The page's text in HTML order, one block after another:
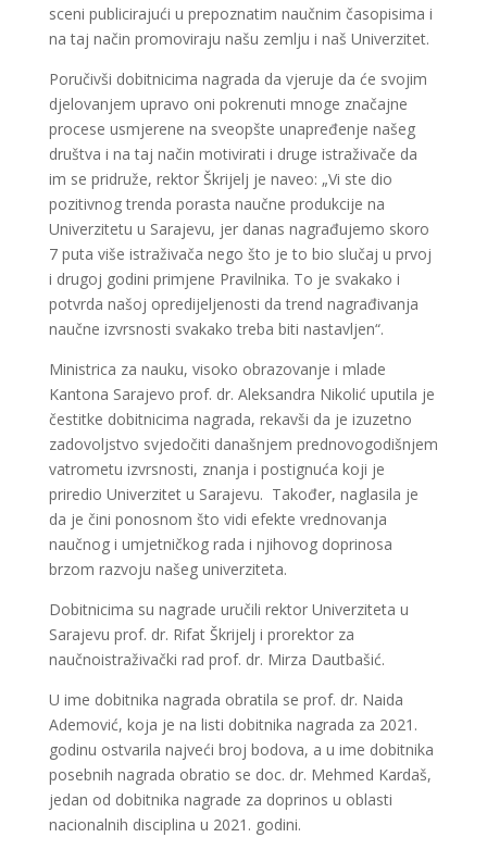
sceni publicirajući u prepoznatim naučnim časopisima i
na taj način promoviraju našu zemlju i naš Univerzitet.
Poručivši dobitnicima nagrada da vjeruje da će svojim
djelovanjem upravo oni pokrenuti mnoge značajne
procese usmjerene na sveopšte unapređenje našeg
društva i na taj način motivirati i druge istraživače da
im se pridruže, rektor Škrijelj je naveo: „Vi ste dio
pozitivnog trenda porasta naučne produkcije na
Univerzitetu u Sarajevu, jer danas nagrađujemo skoro
7 puta više istraživača nego što je to bio slučaj u prvoj
i drugoj godini primjene Pravilnika. To je svakako i
potvrda našoj opredijeljenosti da trend nagrađivanja
naučne izvrsnosti svakako treba biti nastavljen“.
Ministrica za nauku, visoko obrazovanje i mlade
Kantona Sarajevo prof. dr. Aleksandra Nikolić uputila je
čestitke dobitnicima nagrada, rekavši da je izuzetno
zadovoljstvo svjedočiti današnjem prednovogodišnjem
vatrometu izvrsnosti, znanja i postignuća koji je
priredio Univerzitet u Sarajevu. Također, naglasila je
da je čini ponosnom što vidi efekte vrednovanja
naučnog i umjetničkog rada i njihovog doprinosa
brzom razvoju našeg univerziteta.
Dobitnicima su nagrade uručili rektor Univerziteta u
Sarajevu prof. dr. Rifat Škrijelj i prorektor za
naučnoistraživački rad prof. dr. Mirza Dautbašić.
U ime dobitnika nagrada obratila se prof. dr. Naida
Ademović, koja je na listi dobitnika nagrada za 2021.
godinu ostvarila najveći broj bodova, a u ime dobitnika
posebnih nagrada obratio se doc. dr. Mehmed Kardaš,
jedan od dobitnika nagrade za doprinos u oblasti
nacionalnih disciplina u 2021. godini.